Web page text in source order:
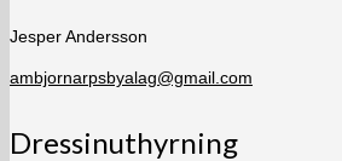
Jesper Andersson
ambjornarpsbyalag@gmail.com
Dressinuthyrning